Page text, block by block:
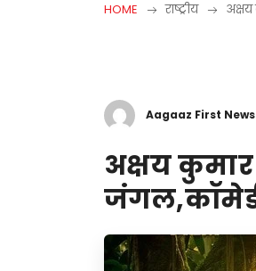
HOME राष्ट्रीय
Aagaaz First News
अक्षय